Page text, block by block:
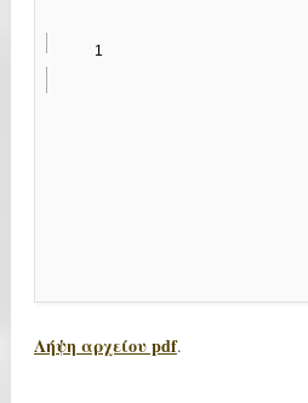
Λήψη αρχείου pdf.